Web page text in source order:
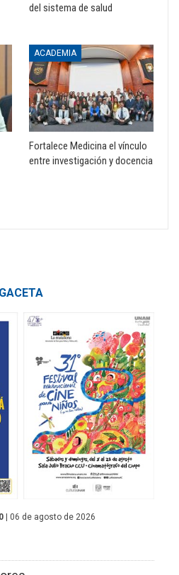
del sistema de salud
ACADEMIA
Fortalece Medicina el vínculo
entre investigación y docencia
GACETA
| 06 de agosto de 2026